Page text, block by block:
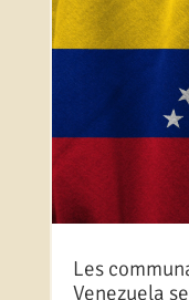
Les
Venezuela